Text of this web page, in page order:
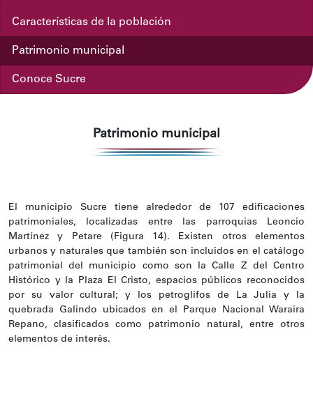
Características de la población
Patrimonio municipal
Conoce Sucre
Patrimonio municipal
El municipio Sucre tiene alrededor de 107 edificaciones
patrimoniales, localizadas entre las parroquias Leoncio
Martínez y Petare (Figura 14). Existen otros elementos
urbanos y naturales que también son incluidos en el catálogo
patrimonial del municipio como son la Calle Z del Centro
Histórico y la Plaza El Cristo, espacios públicos reconocidos
por su valor cultural; y los petroglifos de La Julia y la
quebrada Galindo ubicados en el Parque Nacional Waraira
Repano, clasificados como patrimonio natural, entre otros
elementos de interés.